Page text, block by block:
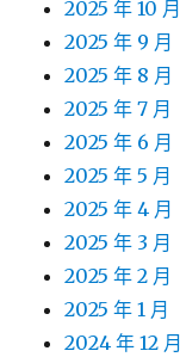
2025 年 10 月
2025 年 9 月
2025 年 8 月
2025 年 7 月
2025 年 6 月
2025 年 5 月
2025 年 4 月
2025 年 3 月
2025 年 2 月
2025 年 1 月
2024 年 12 月